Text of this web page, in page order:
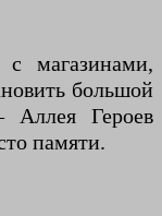
с магазинами,
большой
Героев
памяти.